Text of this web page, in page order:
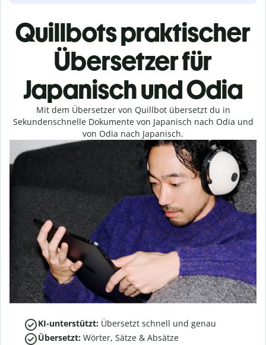
Quillbots praktischer
Übersetzer für
Japanisch und Odia
Mit dem Übersetzer von Quillbot übersetzt du in
Sekundenschnelle Dokumente von Japanisch nach Odia und
von Odia nach Japanisch.
KI-unterstützt: Übersetzt schnell und genau
Übersetzt: Wörter, Sätze & Absätze